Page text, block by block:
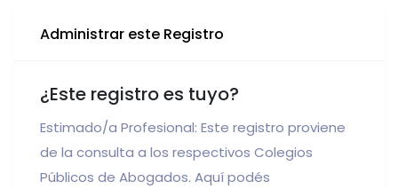
Administrar este Registro
¿Este registro es tuyo?
Estimado/a Profesional: Este registro proviene
de la consulta a los respectivos Colegios
Públicos de Abogados. Aquí podés